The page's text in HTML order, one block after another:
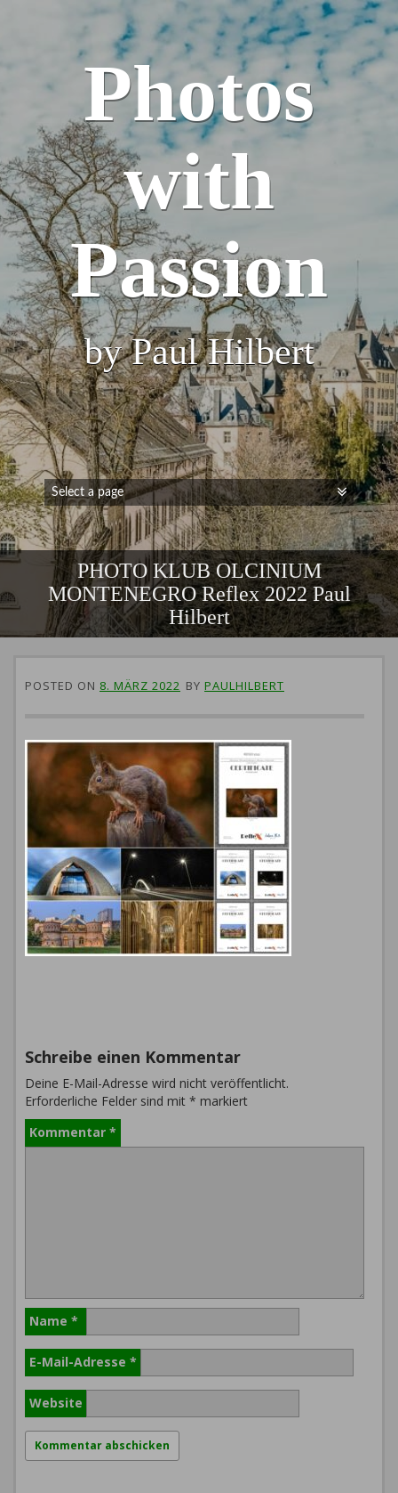
Photos
with
Passion
by Paul Hilbert
PHOTO KLUB OLCINIUM
MONTENEGRO Reflex 2022 Paul
Hilbert
POSTED ON 8. MÄRZ 2022 BY PAULHILBERT
Schreibe einen Kommentar
Deine E-Mail-Adresse wird nicht veröffentlicht.
Erforderliche Felder sind mit * markiert
Kommentar *
Name *
E-Mail-Adresse *
Website